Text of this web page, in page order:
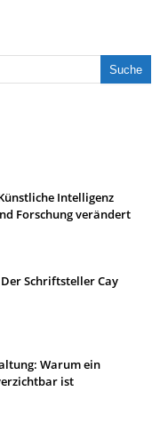
Intelligenz
Forschung verändert
Schriftsteller Cay
Warum ein
ist